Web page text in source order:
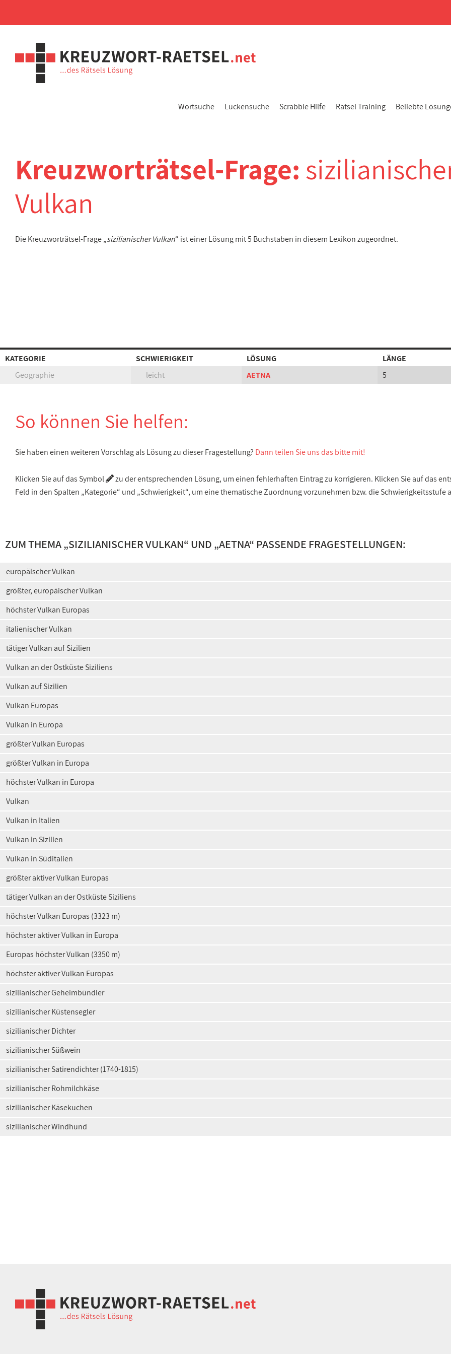
Wortsuche Lückensuche Scrabble Hilfe Rätsel Training Beliebte
Kreuzworträtsel-Frage:
Vulkan
Die Kreuzworträtsel-Frage „sizilianischer Vulkan“ ist einer Lösung mit 5 Buchstaben in diesem Lexikon zugeordnet.
KATEGORIE SCHWIERIGKEIT LÖSUNG
LÄNGE
Geographie
leicht AETNA 5
So können Sie helfen:
Sie haben einen weiteren Vorschlag als Lösung zu dieser Fragestellung? Dann teilen Sie uns das bitte mit!
Klicken Sie auf das Symbol
zu der entsprechenden Lösung, um einen fehlerhaften Eintrag zu korrigieren. Klicken Sie auf das
Feld in den Spalten „Kategorie“ und „Schwierigkeit“, um eine thematische Zuordnung vorzunehmen bzw. die Schwierigkeitsstufe
ZUM THEMA „SIZILIANISCHER VULKAN“ UND „AETNA“ PASSENDE FRAGESTELLUNGEN:
europäischer Vulkan
größter, europäischer Vulkan
höchster Vulkan Europas
italienischer Vulkan
tätiger Vulkan auf Sizilien
Vulkan an der Ostküste Siziliens
Vulkan auf Sizilien
Vulkan Europas
Vulkan in Europa
größter Vulkan Europas
größter Vulkan in Europa
höchster Vulkan in Europa
Vulkan
Vulkan in Italien
Vulkan in Sizilien
Vulkan in Süditalien
größter aktiver Vulkan Europas
tätiger Vulkan an der Ostküste Siziliens
höchster Vulkan Europas (3323 m)
höchster aktiver Vulkan in Europa
Europas höchster Vulkan (3350 m)
höchster aktiver Vulkan Europas
sizilianischer Geheimbündler
sizilianischer Küstensegler
sizilianischer Dichter
sizilianischer Süßwein
sizilianischer Satirendichter (1740-1815)
sizilianischer Rohmilchkäse
sizilianischer Käsekuchen
sizilianischer Windhund